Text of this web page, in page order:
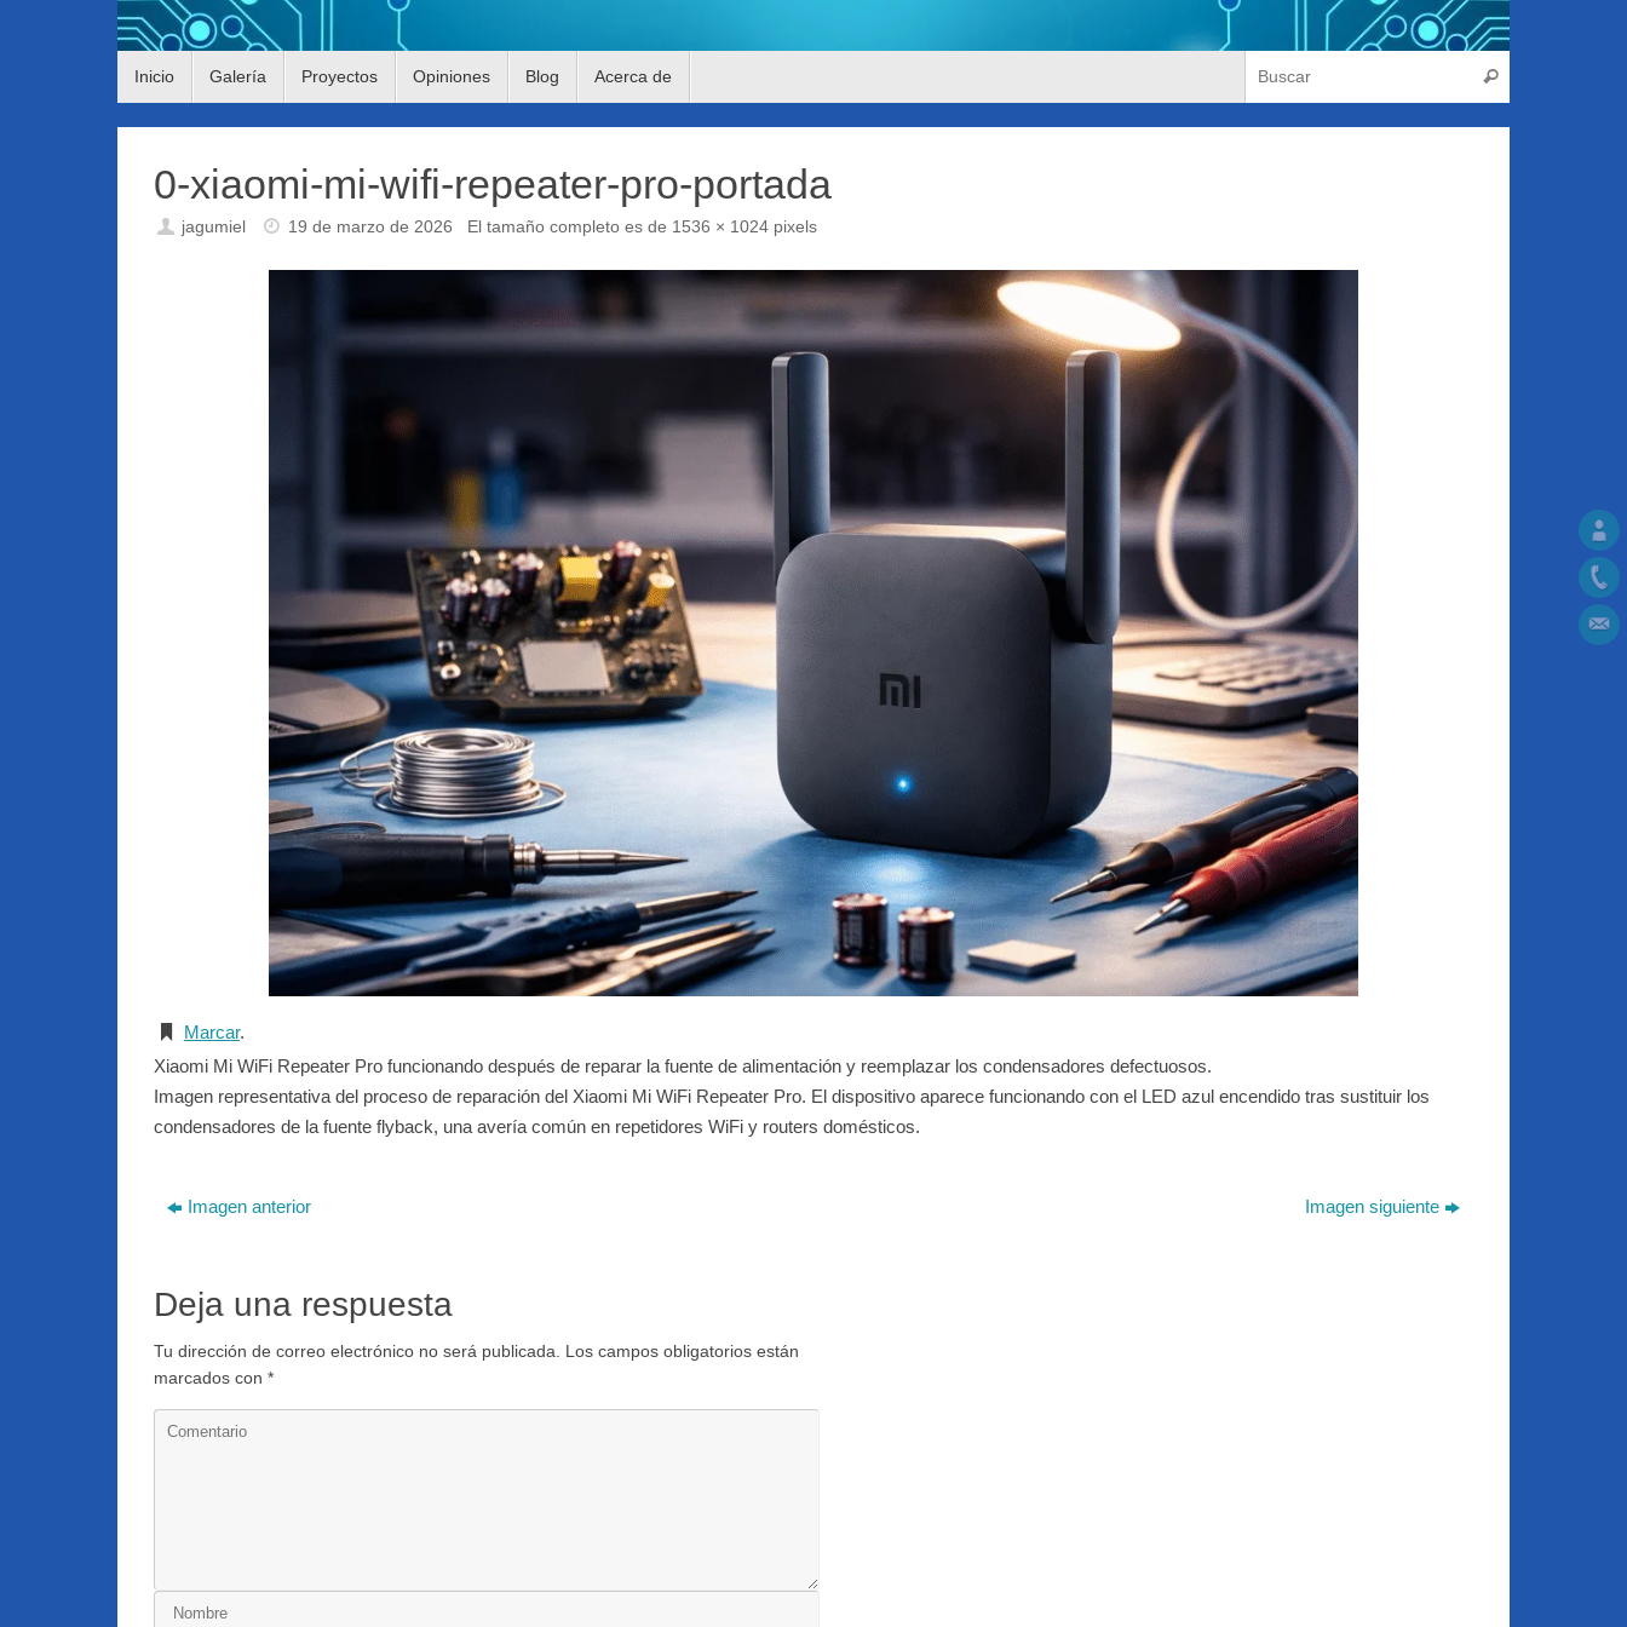
Inicio Galería Proyectos Opiniones Blog Acerca de Buscar
0-xiaomi-mi-wifi-repeater-pro-portada
jagumiel 19 de marzo de 2026 El tamaño completo es de 1536 × 1024 pixels
Marcar.
Xiaomi Mi WiFi Repeater Pro funcionando después de reparar la fuente de alimentación y reemplazar los condensadores defectuosos.
Imagen representativa del proceso de reparación del Xiaomi Mi WiFi Repeater Pro. El dispositivo aparece funcionando con el LED azul encendido tras sustituir los
condensadores de la fuente flyback, una avería común en repetidores WiFi y routers domésticos.
Imagen anterior Imagen siguiente
Deja una respuesta
Tu dirección de correo electrónico no será publicada. Los campos obligatorios están
marcados con *